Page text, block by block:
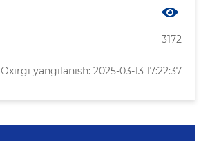
3172
Oxirgi yangilanish: 2025-03-13 17:22:37